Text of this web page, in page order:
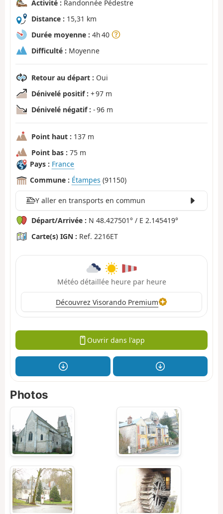
Activité : Randonnée Pédestre
Distance : 15,31 km
Durée moyenne : 4h 40
Difficulté : Moyenne
Retour au départ : Oui
Dénivelé positif : + 97 m
Dénivelé négatif : - 96 m
Point haut : 137 m
Point bas : 75 m
Pays : France
Commune : Étampes (91150)
Y aller en transports en commun
Départ/Arrivée : N 48.427501° / E 2.145419°
Carte(s) IGN : Ref. 2216ET
Météo détaillée heure par heure
Découvrez Visorando Premium
Ouvrir dans l'app
Photos